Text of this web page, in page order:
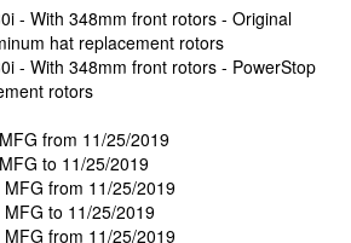
- With 348mm front rotors - Original
hat replacement rotors
- With 348mm front rotors - PowerStop
rotors
from 11/25/2019
to 11/25/2019
from 11/25/2019
to 11/25/2019
from 11/25/2019